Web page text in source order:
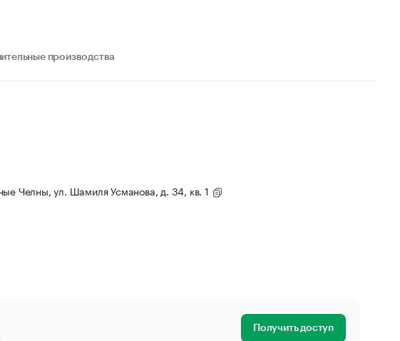
производства
Челны, ул. Шамиля Усманова, д. 34, кв. 1
Получить доступ